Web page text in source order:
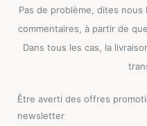
Pas de problème, dites nous
commentaires, à partir de
Dans tous les cas, la
Être averti des offres
newsletter